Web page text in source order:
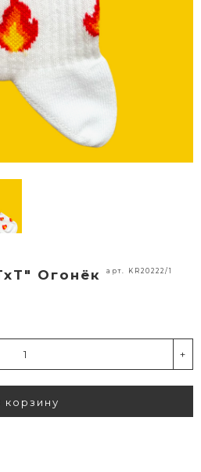
Огонёк арт. KR20222/1
+
корзину